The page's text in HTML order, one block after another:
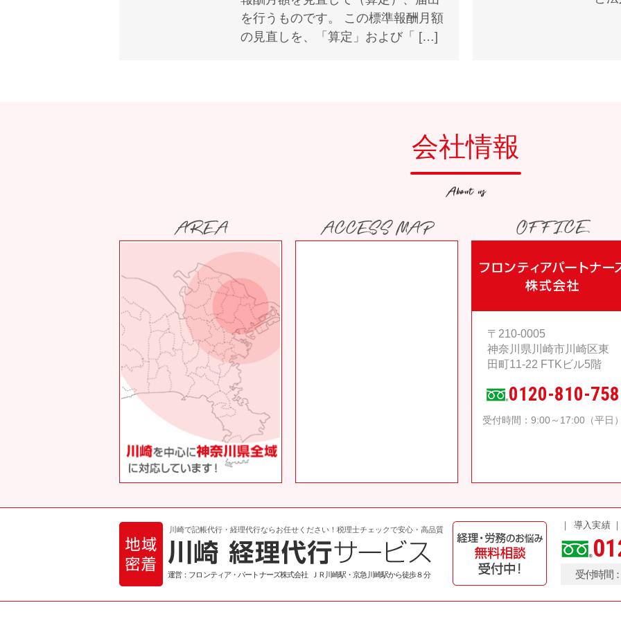
を行うものです。 この標準報酬月額
の見直しを、「算定」および「 […]
会社情報
〒210-0005
神奈川県川崎市川崎区東
田町11-22 FTKビル5階
0120-810-758
受付時間：9:00～17:00（平日
川崎で記帳代行・経理代行ならお任せください！税理士チェックで安心・高品質
運営：フロンティア・パートナーズ株式会社 ＪＲ川崎駅・京急川崎駅から徒歩８分
導入実績
受付時間